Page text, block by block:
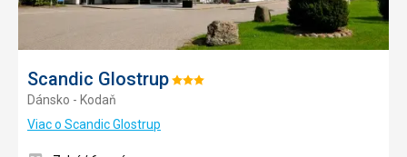
Scandic GlostrupHodnotenie:
Dánsko - Kodaň
Viac o Scandic Glostrup